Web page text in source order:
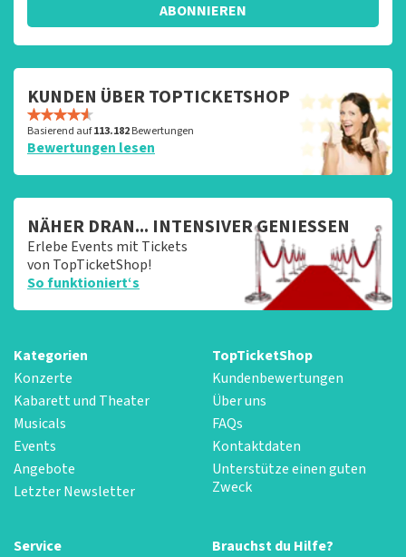
ABONNIEREN
KUNDEN ÜBER TOPTICKETSHOP
Basierend auf113.182Bewertungen
Bewertungen lesen
NÄHER DRAN... INTENSIVER GENIESSEN
Erlebe Events mit Tickets
von TopTicketShop!
So funktioniert‘s
Kategorien
Konzerte
Kabarett und Theater
Musicals
Events
Angebote
Letzter Newsletter
TopTicketShop
Kundenbewertungen
Über uns
FAQs
Kontaktdaten
Unterstütze einen guten
Zweck
Service
Brauchst du Hilfe?